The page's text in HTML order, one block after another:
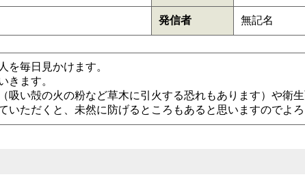
発信者 無記名
を毎日見かけます。
きます。
吸い殻の火の粉など草木に引火する恐れもあります）や衛
いただくと、未然に防げるところもあると思いますのでよろ